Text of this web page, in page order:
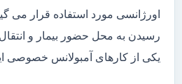
اورژانسی مورد استفاده قرار می
رسیدن به محل حضور بیمار و انتقال
یکی از کارهای آمبولانس خصوصی